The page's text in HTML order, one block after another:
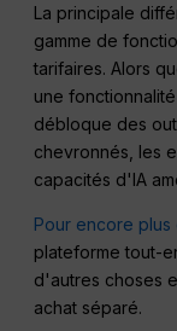
La principale
gamme de
tarifaires. Alors
une
débloque des
chevronnés, les
capacités d'IA
Pour encore
plateforme tout-
d'autres choses
achat séparé.